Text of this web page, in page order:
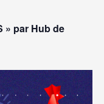
» par Hub de